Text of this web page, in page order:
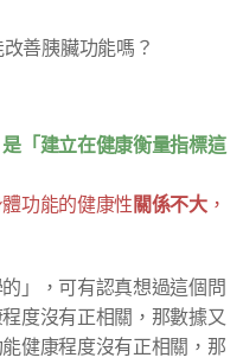
善胰臟功能嗎？
「建立在健康衡量指標這
體功能的健康性 關係不大，
」，可有認真想過這個問
度沒有正相關，那數據又
健康程度沒有正相關，那